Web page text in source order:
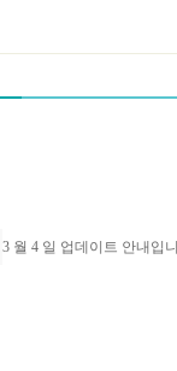
3 월 4 일 업데이트 안내입